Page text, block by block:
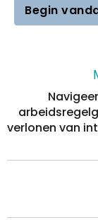
Begin
verlonen van